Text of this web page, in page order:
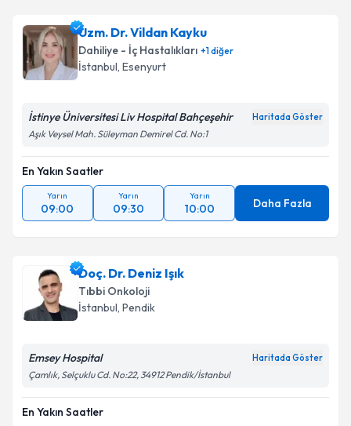
Uzm. Dr. Vildan Kayku
Dahiliye - İç Hastalıkları +1diğer
İstanbul, Esenyurt
İstinye Üniversitesi Liv Hospital Bahçeşehir Haritada Göster
Aşık Veysel Mah. Süleyman Demirel Cd. No:1
En Yakın Saatler
Yarın
09:00
Yarın
09:30
Yarın
10:00 Daha Fazla
Doç. Dr. Deniz Işık
Tıbbi Onkoloji
İstanbul, Pendik
Emsey Hospital Haritada Göster
Çamlık, Selçuklu Cd. No:22, 34912 Pendik/İstanbul
En Yakın Saatler